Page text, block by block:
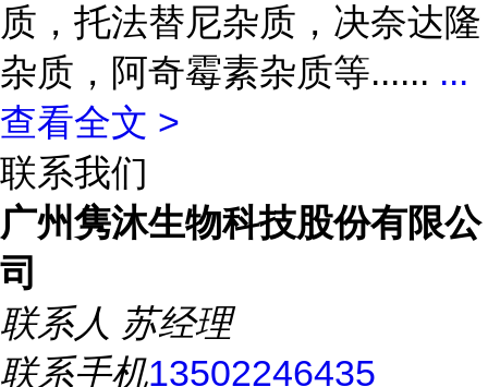
质，托法替尼杂质，决奈达隆
杂质，阿奇霉素杂质等...... ...
查看全文 >
联系我们
广州隽沐生物科技股份有限公
司
联系人 苏经理
联系手机13502246435